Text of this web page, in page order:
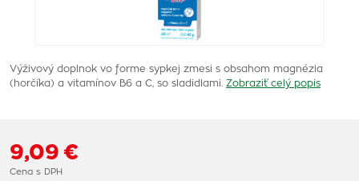
Výživový doplnok vo forme sypkej zmesi s obsahom magnézia
(horčíka) a vitamínov B6 a C, so sladidlami. Zobraziť celý popis
9,09 €
Cena s DPH